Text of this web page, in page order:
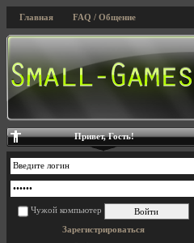
Главная FAQ / Общение
Привет, Гость!
Чужой компьютер
Зарегистрироваться